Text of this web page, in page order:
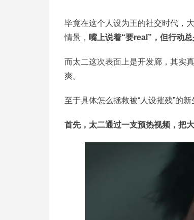
毕竟在这个人设为王的社交时代，大
情景， 嘴上说着“要real”，但行动
而太二这次表面上是开发廊，其实
爽。
至于具体怎么拯救被“人设摧残”的
首先，太二通过一支预热视频，把